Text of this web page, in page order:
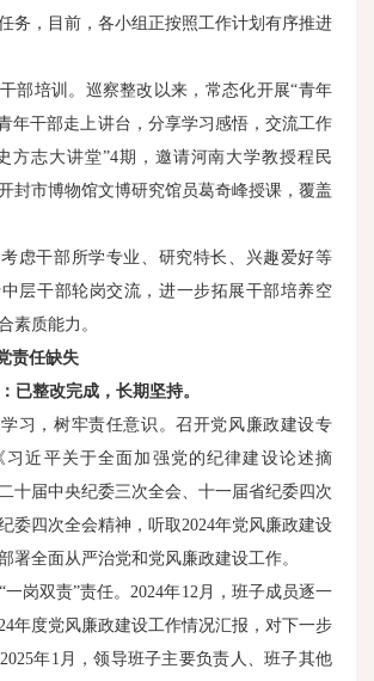
务，目前，各小组正按照工作计划有序推进
部培训。巡察整改以来，常态化开展“青年
年干部走上讲台，分享学习感悟，交流工作
方志大讲堂”4期，邀请河南大学教授程民
封市博物馆文博研究馆员葛奇峰授课，覆盖
虑干部所学专业、研究特长、兴趣爱好等
层干部轮岗交流，进一步拓展干部培养空
素质能力。
责任缺失
已整改完成，长期坚持。
习，树牢责任意识。召开党风廉政建设专
习近平关于全面加强党的纪律建设论述摘
十届中央纪委三次全会、十一届省纪委四次
委四次全会精神，听取2024年党风廉政建设
署全面从严治党和党风廉政建设工作。
一岗双责”责任。2024年12月，班子成员逐一
年度党风廉政建设工作情况汇报，对下一步
年1月，领导班子主要负责人、班子其他